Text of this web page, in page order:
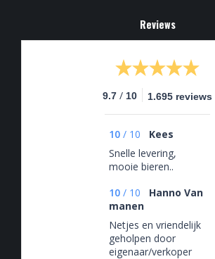
Reviews
9.7 / 10 1.695 reviews
10 / 10
Kees
Snelle levering,
mooie bieren..
10 / 10
Hanno Van
manen
Netjes en vriendelijk
geholpen door
eigenaar/verkoper